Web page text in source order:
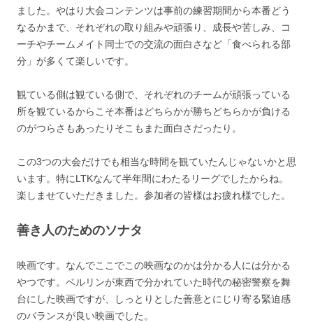
ました。やはり大会コンテンツは事前の練習期間から本番どう
なるかまで、それぞれの取り組みや頑張り、成長や苦しみ、コ
ーチやチームメイト同士での交流の面白さなど「食べられる部
分」が多くて楽しいです。
観ている側は観ている側で、それぞれのチームが頑張っている
所を観ているからこそ本番はどちらかが勝ちどちらかが負ける
のがつらさもあったりそこもまた面白さだったり。
この3つの大会だけでも相当な時間を観ていたんじゃないかと思
います。特にLTKなんて半年間にわたるリーグでしたからね。
楽しませていただきました。参加者の皆様はお疲れ様でした。
善き人のためのソナタ
映画です。なんでここでこの映画なのかは分かる人には分かる
やつです。ベルリンが東西で分かれていた時代の秘密警察を舞
台にした映画ですが、しっとりとした善意とにじり寄る緊迫感
のバランスが良い映画でした。